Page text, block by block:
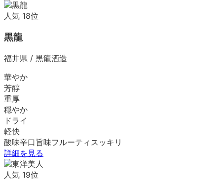
人気 18位
黒龍
福井県 / 黒龍酒造
華やか
芳醇
重厚
穏やか
ドライ
軽快
酸味辛口 旨味フルーティ スッキリ
詳細を見る
人気 19位